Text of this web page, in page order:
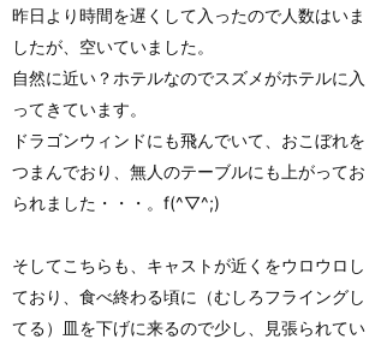
昨日より時間を遅くして入ったので人数はいま
したが、空いていました。
自然に近い？ホテルなのでスズメがホテルに入
ってきています。
ドラゴンウィンドにも飛んでいて、おこぼれを
つまんでおり、無人のテーブルにも上がってお
られました・・・。f(^▽^;)
そしてこちらも、キャストが近くをウロウロし
ており、食べ終わる頃に（むしろフライングし
てる）皿を下げに来るので少し、見張られてい